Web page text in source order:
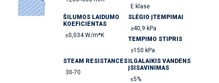
E klasė
ŠILUMOS LAIDUMO
KOEFICIENTAS
≤0,034 W/m*K
SLĖGIO ĮTEMPIMAI
≥40,9 kPa
TEMPIMO STIPRIS
≥150 kPa
STEAM RESISTANCES
30-70
ILGALAIKIS VANDENS
ĮSISAVINIMAS
≤5%